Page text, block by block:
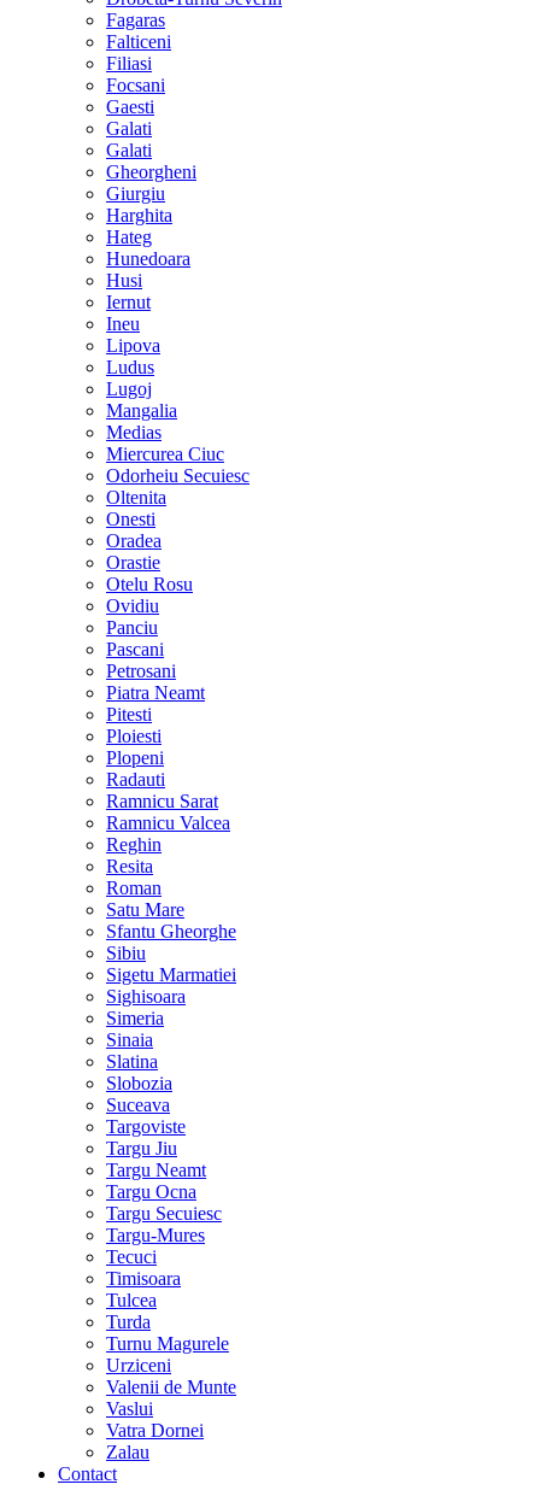
Fagaras
Falticeni
Filiasi
Focsani
Gaesti
Galati
Galati
Gheorgheni
Giurgiu
Harghita
Hateg
Hunedoara
Husi
Iernut
Ineu
Lipova
Ludus
Lugoj
Mangalia
Medias
Miercurea Ciuc
Odorheiu Secuiesc
Oltenita
Onesti
Oradea
Orastie
Otelu Rosu
Ovidiu
Panciu
Pascani
Petrosani
Piatra Neamt
Pitesti
Ploiesti
Plopeni
Radauti
Ramnicu Sarat
Ramnicu Valcea
Reghin
Resita
Roman
Satu Mare
Sfantu Gheorghe
Sibiu
Sigetu Marmatiei
Sighisoara
Simeria
Sinaia
Slatina
Slobozia
Suceava
Targoviste
Targu Jiu
Targu Neamt
Targu Ocna
Targu Secuiesc
Targu-Mures
Tecuci
Timisoara
Tulcea
Turda
Turnu Magurele
Urziceni
Valenii de Munte
Vaslui
Vatra Dornei
Zalau
Contact